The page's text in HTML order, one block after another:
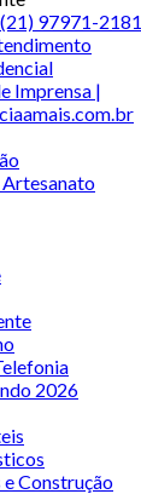
97971-2181
Imprensa |
2026
Construção